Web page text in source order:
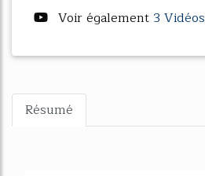
Voir également 3 Vidéos
Résumé